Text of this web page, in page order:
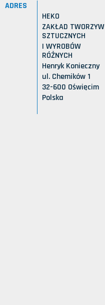
ADRES
HEKO
ZAKŁAD TWORZYW
SZTUCZNYCH
I WYROBÓW
RÓŻNYCH
Henryk Konieczny
ul. Chemików 1
32-600 Oświęcim
Polska